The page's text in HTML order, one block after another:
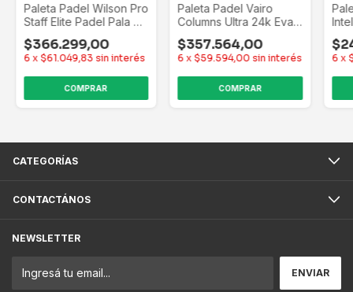
Paleta Padel Wilson Pro
Staff Elite Padel Pala +
$366.299,00
6 x $61.049,83 sin interés
Paleta Padel Vairo
Columns Ultra 24k Eva
Negro/naranja
$357.564,00
6 x $59.594,00 sin interés 6 x
CATEGORÍAS
CONTACTÁNOS
NEWSLETTER